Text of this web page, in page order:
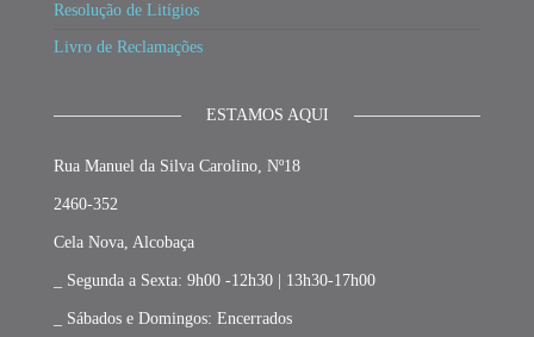
Resolução de Litígios
Livro de Reclamações
ESTAMOS AQUI
Rua Manuel da Silva Carolino, Nº18
2460-352
Cela Nova, Alcobaça
_ Segunda a Sexta: 9h00 -12h30 | 13h30-17h00
_ Sábados e Domingos: Encerrados